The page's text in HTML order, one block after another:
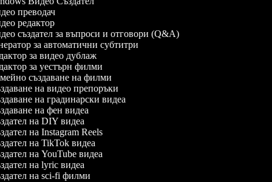
преводач
редактор
създател за въпроси и отговори (Q&A)
за автоматични субтитри
за видео дублаж
за уестърн филми
създаване на филми
на видео препоръки
на градинарски видеа
на фен видеа
на DIY видеа
на Instagram Reels
на TikTok видеа
на YouTube видеа
на lyric видеа
на sci-fi филми